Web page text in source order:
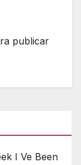
publicar
I Ve Been